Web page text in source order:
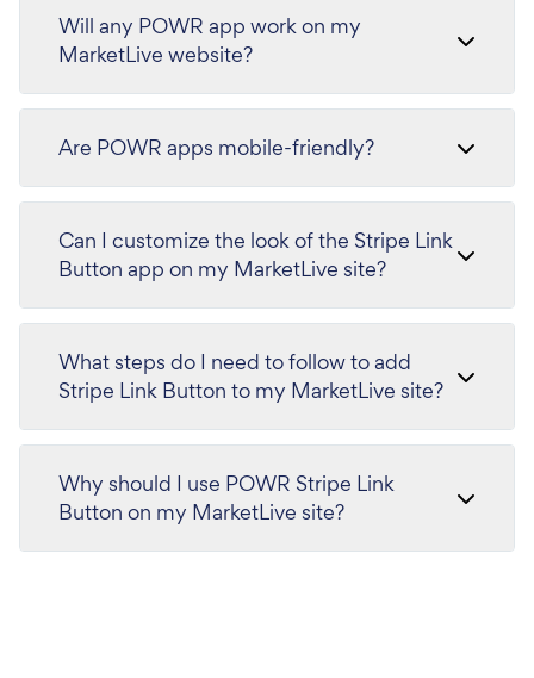
Will any POWR app work on my
MarketLive website?
Are POWR apps mobile-friendly?
Can I customize the look of the Stripe Link
Button app on my MarketLive site?
What steps do I need to follow to add
Stripe Link Button to my MarketLive site?
Why should I use POWR Stripe Link
Button on my MarketLive site?